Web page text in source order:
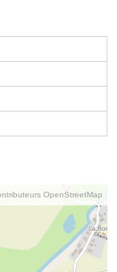
OpenStreetMap